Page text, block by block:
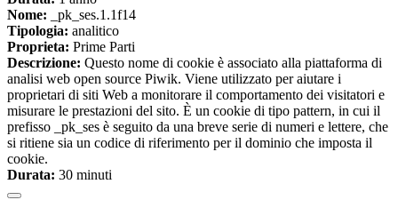
Nome: _pk_ses.1.1f14
Tipologia: analitico
Proprieta: Prime Parti
Descrizione: Questo nome di cookie è associato alla piattaforma di
analisi web open source Piwik. Viene utilizzato per aiutare i
proprietari di siti Web a monitorare il comportamento dei visitatori e
misurare le prestazioni del sito. È un cookie di tipo pattern, in cui il
prefisso _pk_ses è seguito da una breve serie di numeri e lettere, che
si ritiene sia un codice di riferimento per il dominio che imposta il
cookie.
Durata: 30 minuti